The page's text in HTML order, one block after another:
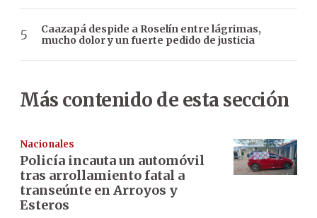
Caazapá despide a Roselín entre lágrimas,
mucho dolor y un fuerte pedido de justicia
Más contenido de esta sección
Nacionales
Policía incauta un automóvil
tras arrollamiento fatal a
transeúnte en Arroyos y
Esteros